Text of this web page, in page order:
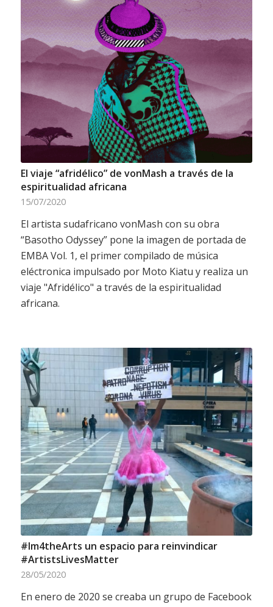
El viaje “afridélico” de vonMash a través de la
espiritualidad africana
15/07/2020
El artista sudafricano vonMash con su obra
“Basotho Odyssey” pone la imagen de portada de
EMBA Vol. 1, el primer compilado de música
eléctronica impulsado por Moto Kiatu y realiza un
viaje "Afridélico" a través de la espiritualidad
africana.
#Im4theArts un espacio para reinvindicar
#ArtistsLivesMatter
28/05/2020
En enero de 2020 se creaba un grupo de Facebook